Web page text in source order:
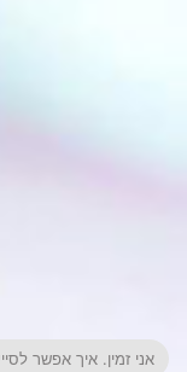
אני זמין. איך אפשר